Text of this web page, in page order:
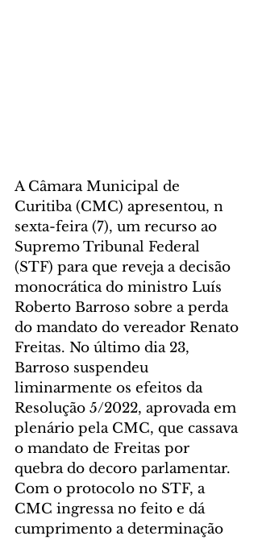
A Câmara Municipal de
Curitiba (CMC) apresentou, n
sexta-feira (7), um recurso ao
Supremo Tribunal Federal
(STF) para que reveja a decisão
monocrática do ministro Luís
Roberto Barroso sobre a perda
do mandato do vereador Renato
Freitas. No último dia 23,
Barroso suspendeu
liminarmente os efeitos da
Resolução 5/2022, aprovada em
plenário pela CMC, que cassava
o mandato de Freitas por
quebra do decoro parlamentar.
Com o protocolo no STF, a
CMC ingressa no feito e dá
cumprimento a determinação